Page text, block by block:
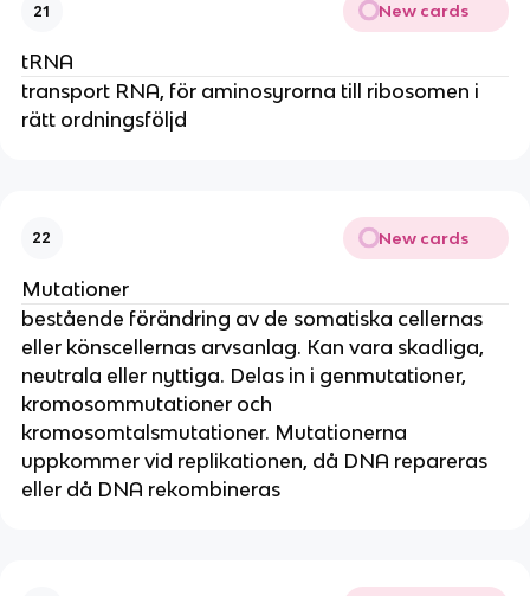
21 New cards
tRNA
transport RNA, för aminosyrorna till ribosomen i
rätt ordningsföljd
22 New cards
Mutationer
bestående förändring av de somatiska cellernas
eller könscellernas arvsanlag. Kan vara skadliga,
neutrala eller nyttiga. Delas in i genmutationer,
kromosommutationer och
kromosomtalsmutationer. Mutationerna
uppkommer vid replikationen, då DNA repareras
eller då DNA rekombineras